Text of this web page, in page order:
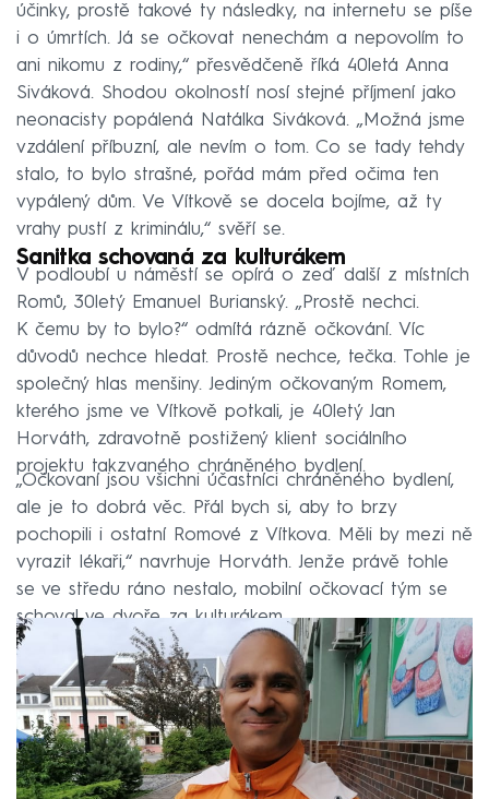
účinky, prostě takové ty následky, na internetu se píše
i o úmrtích. Já se očkovat nenechám a nepovolím to
ani nikomu z rodiny,“ přesvědčeně říká 40letá Anna
Siváková. Shodou okolností nosí stejné příjmení jako
neonacisty popálená Natálka Siváková. „Možná jsme
vzdálení příbuzní, ale nevím o tom. Co se tady tehdy
stalo, to bylo strašné, pořád mám před očima ten
vypálený dům. Ve Vítkově se docela bojíme, až ty
vrahy pustí z kriminálu,“ svěří se.
Sanitka schovaná za kulturákem
V podloubí u náměstí se opírá o zeď další z místních
Romů, 30letý Emanuel Burianský. „Prostě nechci.
K čemu by to bylo?“ odmítá rázně očkování. Víc
důvodů nechce hledat. Prostě nechce, tečka. Tohle je
společný hlas menšiny. Jediným očkovaným Romem,
kterého jsme ve Vítkově potkali, je 40letý Jan
Horváth, zdravotně postižený klient sociálního
projektu takzvaného chráněného bydlení.
„Očkovaní jsou všichni účastníci chráněného bydlení,
ale je to dobrá věc. Přál bych si, aby to brzy
pochopili i ostatní Romové z Vítkova. Měli by mezi ně
vyrazit lékaři,“ navrhuje Horváth. Jenže právě tohle
se ve středu ráno nestalo, mobilní očkovací tým se
schoval ve dvoře za kulturákem.